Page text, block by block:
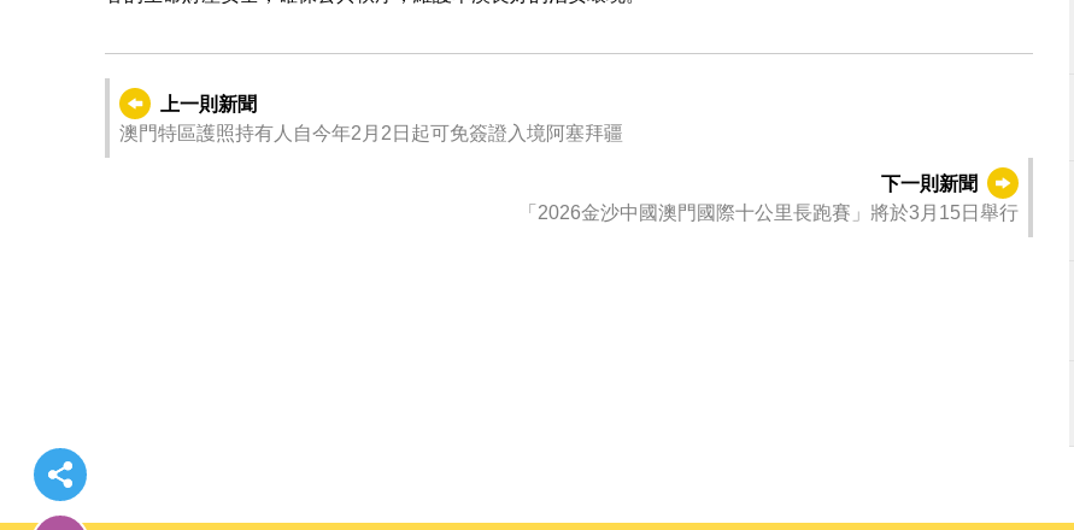
上一則新聞
澳門特區護照持有人自今年2月2日起可免簽證入境阿塞拜疆
下一則新聞
「2026金沙中國澳門國際十公里長跑賽」將於3月15日舉行